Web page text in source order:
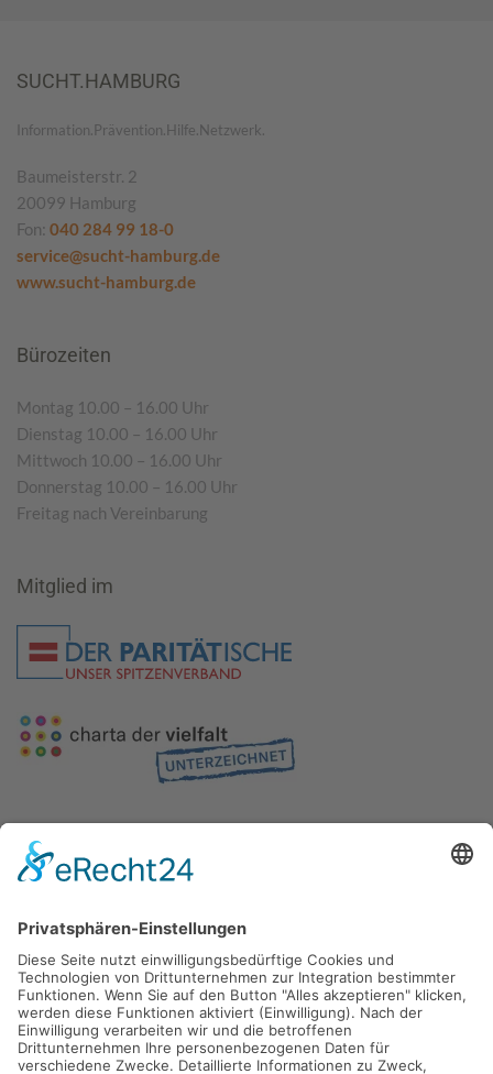
SUCHT.HAMBURG
Information.Prävention.Hilfe.Netzwerk.
Baumeisterstr. 2
20099 Hamburg
Fon: 040 284 99 18-0
service@sucht-hamburg.de
www.sucht-hamburg.de
Bürozeiten
Montag 10.00 – 16.00 Uhr
Dienstag 10.00 – 16.00 Uhr
Mittwoch 10.00 – 16.00 Uhr
Donnerstag 10.00 – 16.00 Uhr
Freitag nach Vereinbarung
Mitglied im
Gefördert durch die
Freie und Hansestadt Hamburg